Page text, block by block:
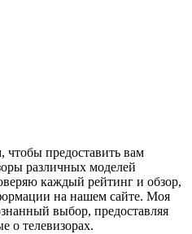
чтобы предоставить вам
различных моделей
каждый рейтинг и обзор,
на нашем сайте. Моя
выбор, предоставляя
о телевизорах.